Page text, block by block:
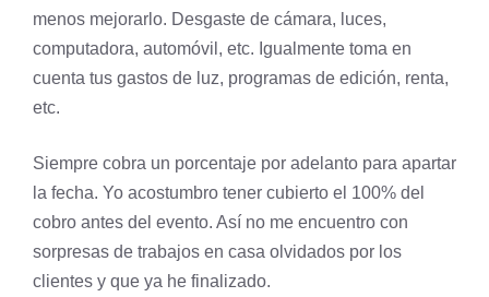
menos mejorarlo. Desgaste de cámara, luces,
computadora, automóvil, etc. Igualmente toma en
cuenta tus gastos de luz, programas de edición, renta,
etc.
Siempre cobra un porcentaje por adelanto para apartar
la fecha. Yo acostumbro tener cubierto el 100% del
cobro antes del evento. Así no me encuentro con
sorpresas de trabajos en casa olvidados por los
clientes y que ya he finalizado.